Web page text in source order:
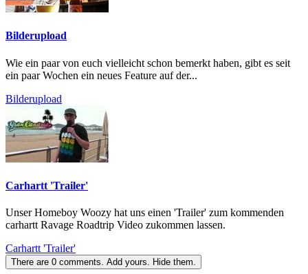
Bilderupload
Wie ein paar von euch vielleicht schon bemerkt haben, gibt es seit
ein paar Wochen ein neues Feature auf der...
Bilderupload
Carhartt 'Trailer'
Unser Homeboy Woozy hat uns einen 'Trailer' zum kommenden
carhartt Ravage Roadtrip Video zukommen lassen.
Carhartt 'Trailer'
There are 0 comments. Add yours. Hide them.